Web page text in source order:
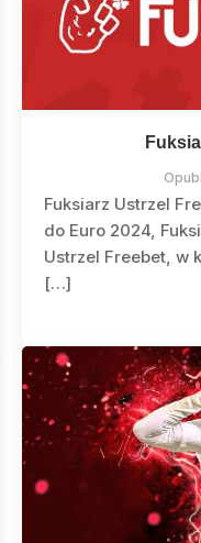
Fuksiarz Ustrzel
do Euro 2024,
Ustrzel Freebet, w
[…]